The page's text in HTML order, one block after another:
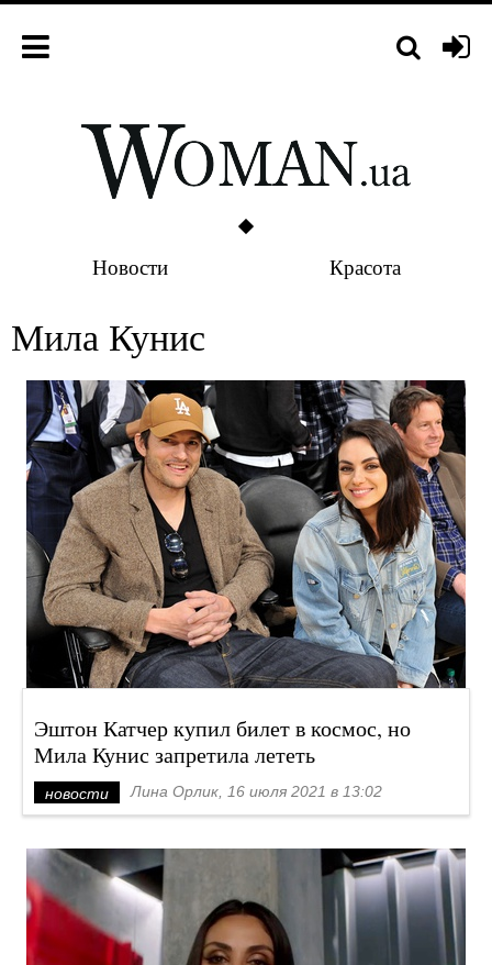
Новости Красота
Мила Кунис
Эштон Катчер купил билет в космос, но
Мила Кунис запретила лететь
новости Лина Орлик, 16 июля 2021 в 13:02